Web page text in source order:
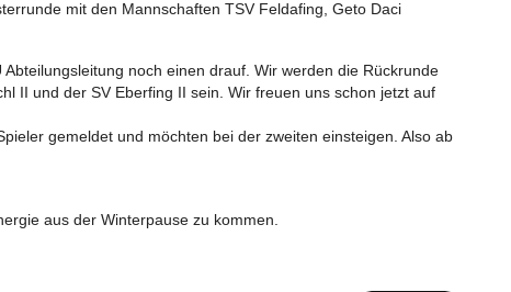
mit den Mannschaften TSV Feldafing, Geto Daci
noch einen drauf. Wir werden die Rückrunde
II und der SV Eberfing II sein. Wir freuen uns schon jetzt auf
gemeldet und möchten bei der zweiten einsteigen. Also ab
aus der Winterpause zu kommen.